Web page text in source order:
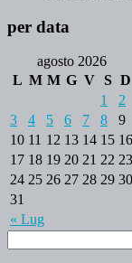
per data
agosto 2026
L M M G V S D
« Lug
1
2
3
4 5 6 7 8
9
10 11 12 13 14 15 16
17 18 19 20 21 22 23
24 25 26 27 28 29 30
31